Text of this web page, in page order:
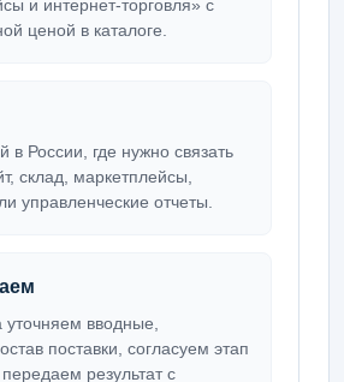
и интернет-торговля» с
ценой в каталоге.
в России, где нужно связать
склад, маркетплейсы,
управленческие отчеты.
уточняем вводные,
поставки, согласуем этап
результат с